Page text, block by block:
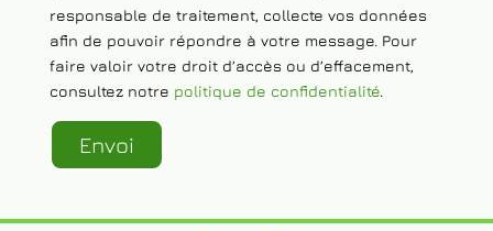
responsable de traitement, collecte vos données
afin de pouvoir répondre à votre message. Pour
faire valoir votre droit d’accès ou d’effacement,
consultez notre politique de confidentialité.